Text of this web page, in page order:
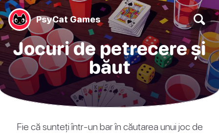
PsyCat Games
Jocuri de petrecere și
băut
Fie că sunteți într-un bar în căutarea unui joc de